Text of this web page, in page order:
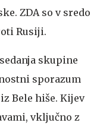
ZDA so v sredo
Rusiji.
skupine
sporazum
Bele hiše. Kijev
vključno z